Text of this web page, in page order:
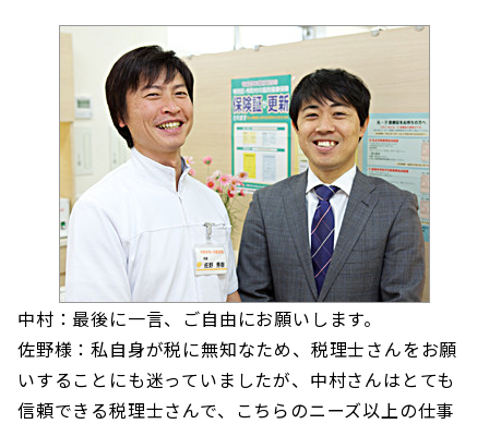
中村：最後に一言、ご自由にお願いします。
佐野様：私自身が税に無知なため、税理士さんをお願
いすることにも迷っていましたが、中村さんはとても
信頼できる税理士さんで、こちらのニーズ以上の仕事